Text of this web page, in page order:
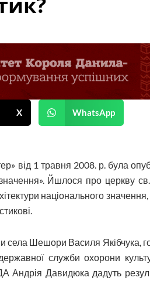
X WhatsApp
від 1 травня 2008. р. була
Йшлося про церкву
національного
Шешори Василя Якібчука,
служби охорони
Андрія Давидюка дадуть